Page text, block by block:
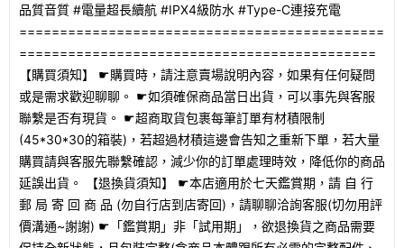
品質音質 #電量超長續航 #IPX4級防水 #Type-C連接充電
=============================================
============================================
【購買須知】 ☛購買時，請注意賣場說明內容，如果有任何疑問
或是需求歡迎聊聊。 ☛如須確保商品當日出貨，可以事先與客服
聯繫是否有現貨。 ☛超商取貨包裹每筆訂單有材積限制
(45*30*30的箱裝)，若超過材積這邊會告知之重新下單，若大量
購買請與客服先聯繫確認，減少你的訂單處理時效，降低你的商品
延誤出貨。 【退換貨須知】 ☛本店適用於七天鑑賞期，請 自 行
郵 局 寄 回 商 品 (勿自行店到店寄回)，請聊聊洽詢客服(切勿用評
價溝通~謝謝) ☛「鑑賞期」非「試用期」，欲退換貨之商品需要